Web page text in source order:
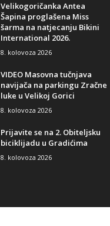
Velikogoričanka Antea
Šapina proglašena Miss
šarma na natjecanju Bikini
International 2026.
8. kolovoza 2026
VIDEO Masovna tučnjava
navijača na parkingu Zračne
luke u Velikoj Gorici
8. kolovoza 2026
Prijavite se na 2. Obiteljsku
biciklijadu u Gradićima
8. kolovoza 2026